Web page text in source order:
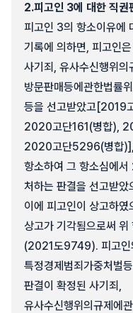
2.피고인 3에 대한 직권
피고인 3의 항소이유에
기록에 의하면, 피고인
사기죄, 유사수신행위의
방문판매등에관한법률
등을 선고받았고
2020고단161(병합),
2020고단5296(병합)],
항소하여 그 항소심에
처하는 판결을 선고받
이에 피고인이 상고하
상고가 기각됨으로써
(2021도9749). 피고인
특정경제범죄가중처벌
판결이 확정된 사기죄,
유사수신행위의규제에